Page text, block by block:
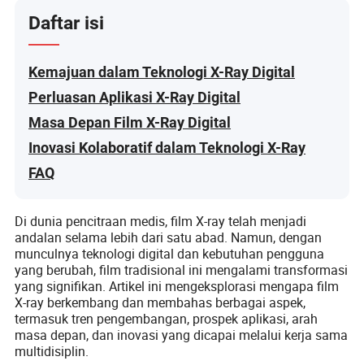
Daftar isi
Kemajuan dalam Teknologi X-Ray Digital
Perluasan Aplikasi X-Ray Digital
Masa Depan Film X-Ray Digital
Inovasi Kolaboratif dalam Teknologi X-Ray
FAQ
Di dunia pencitraan medis, film X-ray telah menjadi
andalan selama lebih dari satu abad. Namun, dengan
munculnya teknologi digital dan kebutuhan pengguna
yang berubah, film tradisional ini mengalami transformasi
yang signifikan. Artikel ini mengeksplorasi mengapa film
X-ray berkembang dan membahas berbagai aspek,
termasuk tren pengembangan, prospek aplikasi, arah
masa depan, dan inovasi yang dicapai melalui kerja sama
multidisiplin.